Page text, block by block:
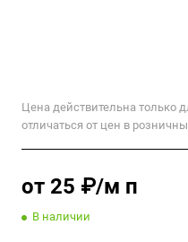
Цена действительна только
отличаться от цен в
от 25 ₽/м п
В наличии